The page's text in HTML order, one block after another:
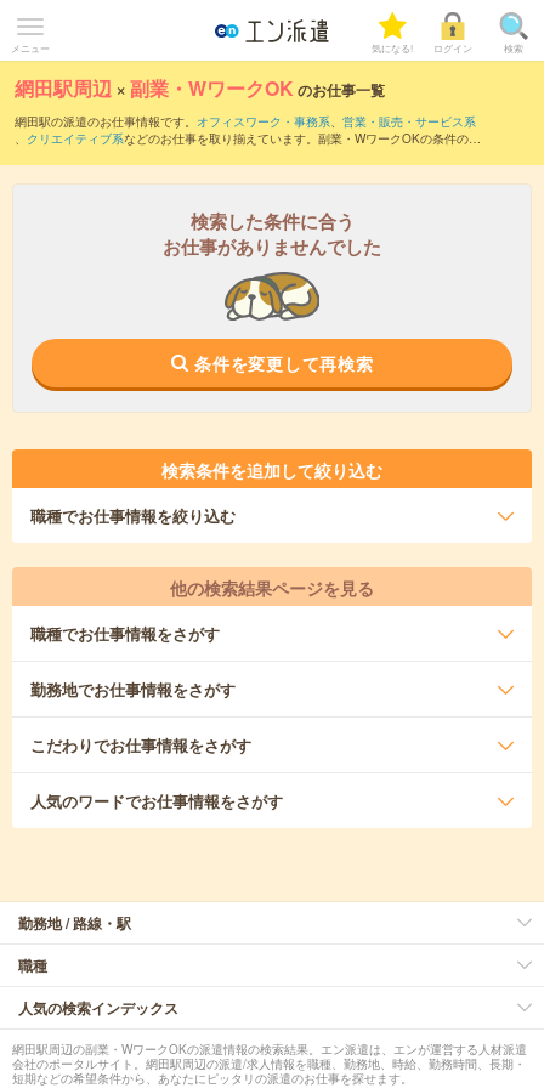
メニュー 気になる! ログイン 検索
網田駅周辺 ×副業・WワークOK のお仕事一覧
網田駅の派遣のお仕事情報です。 オフィスワーク・事務系、 営業・販売・サービス系
、 クリエイティブ系などのお仕事を取り揃えています。副業・WワークOKの条件の他
検索した条件に合う
お仕事がありませんでした
条件を変更して再検索
検索条件を追加して絞り込む
職種でお仕事情報を絞り込む
他の検索結果ページを見る
職種でお仕事情報をさがす
勤務地でお仕事情報をさがす
こだわりでお仕事情報をさがす
人気のワードでお仕事情報をさがす
勤務地 / 路線・駅
職種
人気の検索インデックス
網田駅周辺の副業・WワークOKの派遣情報の検索結果。エン派遣は、エンが運営する人材派遣
会社のポータルサイト。網田駅周辺の派遣/求人情報を職種、勤務地、時給、勤務時間、長期・
短期などの希望条件から、あなたにピッタリの派遣のお仕事を探せます。